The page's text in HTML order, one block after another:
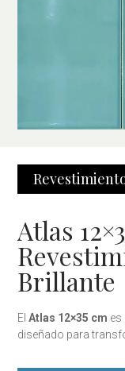
Atlas
Brillante
ElAtlas 12×35 cm es
diseñado para
luz y crea un efecto